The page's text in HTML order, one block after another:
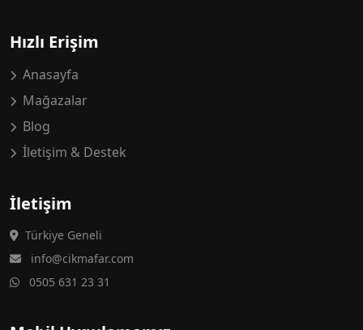
Hızlı Erişim
Anasayfa
Mağazalar
Blog
İletişim & Destek
İletişim
Türkiye Geneli
info@cikmafar.com
0505 631 23 31